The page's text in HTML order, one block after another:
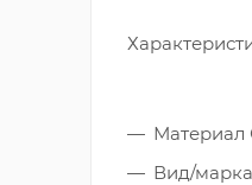
Материал
Вид/